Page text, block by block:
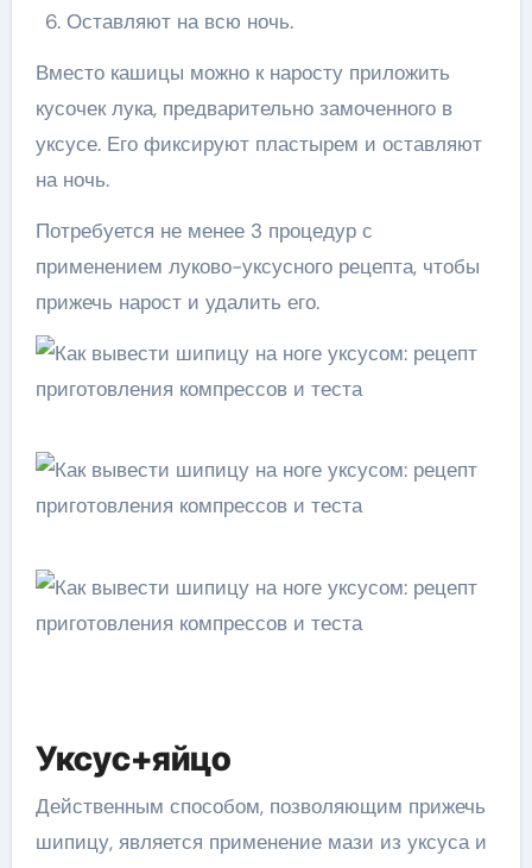
Оставляют на всю ночь.
Вместо кашицы можно к наросту приложить
кусочек лука, предварительно замоченного в
уксусе. Его фиксируют пластырем и оставляют
на ночь.
Потребуется не менее 3 процедур с
применением луково-уксусного рецепта, чтобы
прижечь нарост и удалить его.
Уксус+яйцо
Действенным способом, позволяющим прижечь
шипицу, является применение мази из уксуса и